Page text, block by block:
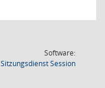
Software:
SitzungsdienstSession(Wird in